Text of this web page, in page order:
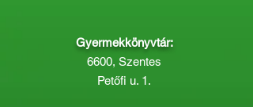
Gyermekkönyvtár:
6600, Szentes
Petőfi u. 1.